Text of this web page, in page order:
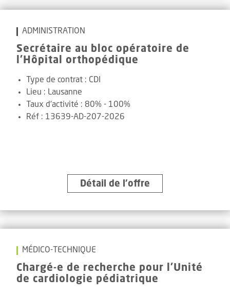
ADMINISTRATION
Secrétaire au bloc opératoire de
l'Hôpital orthopédique
Type de contrat : CDI
Lieu : Lausanne
Taux d'activité : 80% - 100%
Réf : 13639-AD-207-2026
Détail de l’offre
MÉDICO-TECHNIQUE
Chargé-e de recherche pour l'Unité
de cardiologie pédiatrique